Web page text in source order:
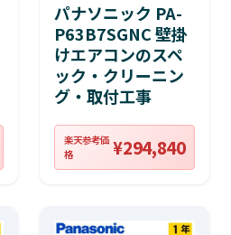
パナソニック PA-
P63B7SGNC 壁掛
けエアコンのスペ
ック・クリーニン
グ・取付工事
楽天参考価
格
¥294,840